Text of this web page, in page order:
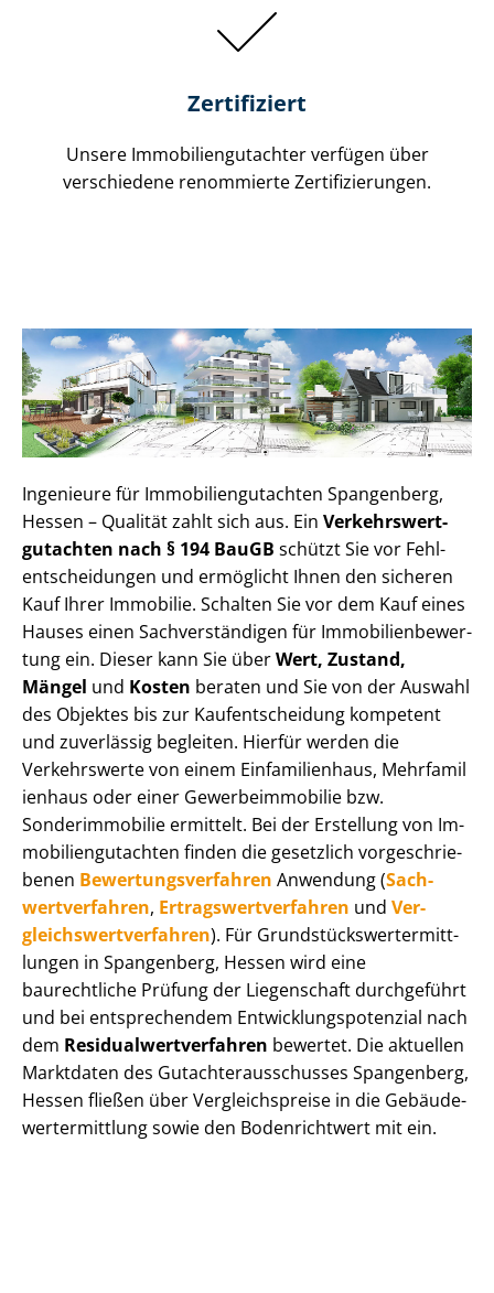
Zertifiziert
Unsere Immobilien­gutachter verfügen über
verschiedene renommierte Zer­ti­fi­zie­run­gen.
Ingenieure für Im­mo­bi­li­en­gut­ach­ten Spangenberg,
Hessen – Qualität zahlt sich aus. Ein Ver­kehrs­wert­
gut­ach­ten nach § 194 BauGB schützt Sie vor Fehl­
ent­schei­dun­gen und ermöglicht Ihnen den sicheren
Kauf Ihrer Immobilie. Schalten Sie vor dem Kauf eines
Hauses einen Sach­ver­stän­di­gen für Im­mo­bi­li­en­be­wer­
tung ein. Dieser kann Sie überWert, Zustand,
Mängel und Kosten beraten und Sie von der Auswahl
des Objektes bis zur Kauf­ent­schei­dung kompetent
und zuverlässig begleiten. Hierfür werden die
Verkehrswerte von einem Einfamilienhaus, Mehr­fa­mi­l
i­en­haus oder einer Ge­wer­be­im­mo­bi­lie bzw.
Sonderimmobilie ermittelt. Bei der Erstellung von Im­
mo­bi­li­en­gut­ach­ten finden die gesetzlich vor­ge­schrie­
be­nen Be­wer­tungs­ver­fah­ren Anwendung (Sach­
wert­ver­fah­ren, Er­trags­wert­ver­fah­ren und Ver­
gleichs­wert­ver­fah­ren). Für Grund­stücks­wert­ermitt­
lun­gen in Spangenberg, Hessen wird eine
baurechtliche Prüfung der Liegenschaft durchgeführt
und bei entsprechendem Ent­wick­lungs­po­ten­zi­al nach
dem Re­si­du­al­wert­ver­fah­ren bewertet. Die aktuellen
Marktdaten des Gut­ach­ter­aus­schus­ses Spangenberg,
Hessen fließen über Ver­gleichs­prei­se in die Ge­bäu­de­
wert­ermitt­lung sowie den Bodenrichtwert mit ein.